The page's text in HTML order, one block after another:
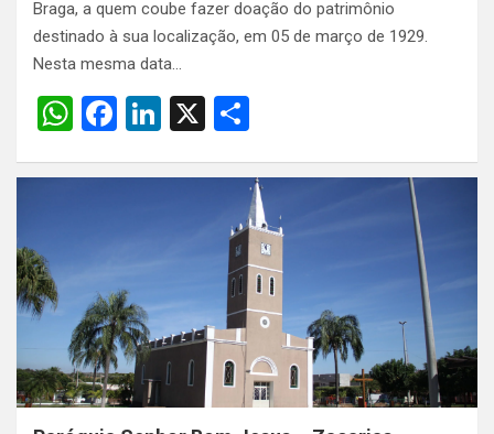
Braga, a quem coube fazer doação do patrimônio
destinado à sua localização, em 05 de março de 1929.
Nesta mesma data…
W
at
A
p
F
ce
o
o
k
Li
ke
n
X
ar
e